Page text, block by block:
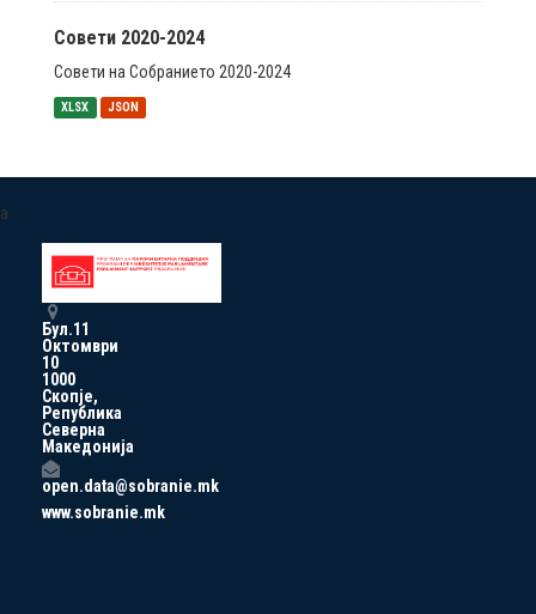
Совети 2020-2024
Совети на Собранието 2020-2024
XLSX JSON
a
Бул.11
Октомври
10
1000
Скопје,
Република
Северна
Македонија
open.data@sobranie.mk
www.sobranie.mk